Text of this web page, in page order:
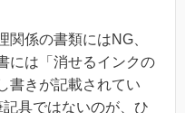
関係の書類にはNG、
には「消せるインクの
書きが記載されてい
具ではないのが、ひ